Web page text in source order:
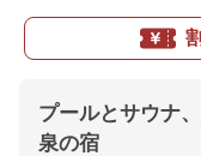
プールとサウナ
泉の宿